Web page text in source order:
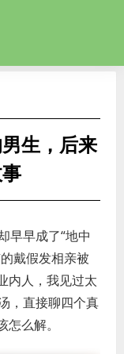
生，后来
早早成了“地中
戴假发相亲被
内人，我见过太
，直接聊四个真
么解。